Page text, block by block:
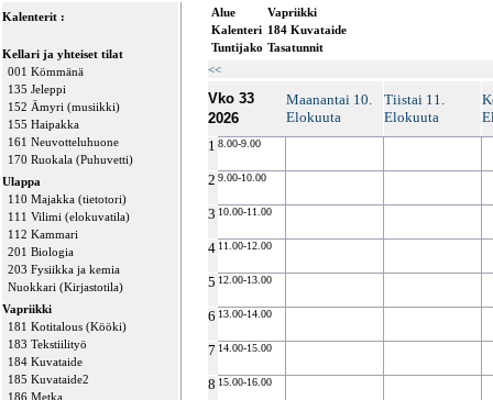
Kalenterit :
Kellari ja yhteiset tilat
001 Kömmänä
135 Jeleppi
152 Ämyri (musiikki)
155 Haipakka
161 Neuvotteluhuone
170 Ruokala (Puhuvetti)
Ulappa
110 Majakka (tietotori)
111 Vilimi (elokuvatila)
112 Kammari
201 Biologia
203 Fysiikka ja kemia
Nuokkari (Kirjastotila)
Vapriikki
181 Kotitalous (Kööki)
183 Tekstiilityö
184 Kuvataide
185 Kuvataide2
186 Metka
Alue
Vapriikki
Kalenteri 184 Kuvataide
Tuntijako Tasatunnit
<<
Vko 33
2026
Maanantai 10.
Elokuuta
Tiistai 11.
Elokuuta
1 8.00-9.00
2 9.00-10.00
3 10.00-11.00
4 11.00-12.00
5 12.00-13.00
6 13.00-14.00
7 14.00-15.00
8 15.00-16.00